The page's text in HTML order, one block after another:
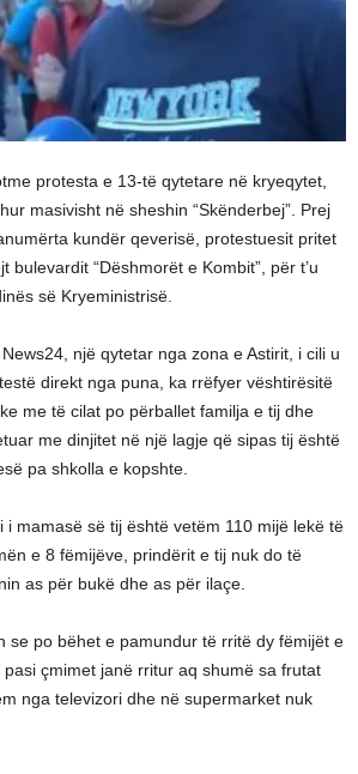
protesta e 13-të qytetare në kryeqytet,
masivisht në sheshin “Skënderbej”. Prej
kundër qeverisë, protestuesit pritet
bulevardit “Dëshmorët e Kombit”, për t’u
së Kryeministrisë.
një qytetar nga zona e Astirit, i cili u
direkt nga puna, ka rrëfyer vështirësitë
me të cilat po përballet familja e tij dhe
me dinjitet në një lagje që sipas tij është
pa shkolla e kopshte.
i mamasë së tij është vetëm 110 mijë lekë të
e 8 fëmijëve, prindërit e tij nuk do të
as për bukë dhe as për ilaçe.
se po bëhet e pamundur të rritë dy fëmijët e
çmimet janë rritur aq shumë sa frutat
nga televizori dhe në supermarket nuk